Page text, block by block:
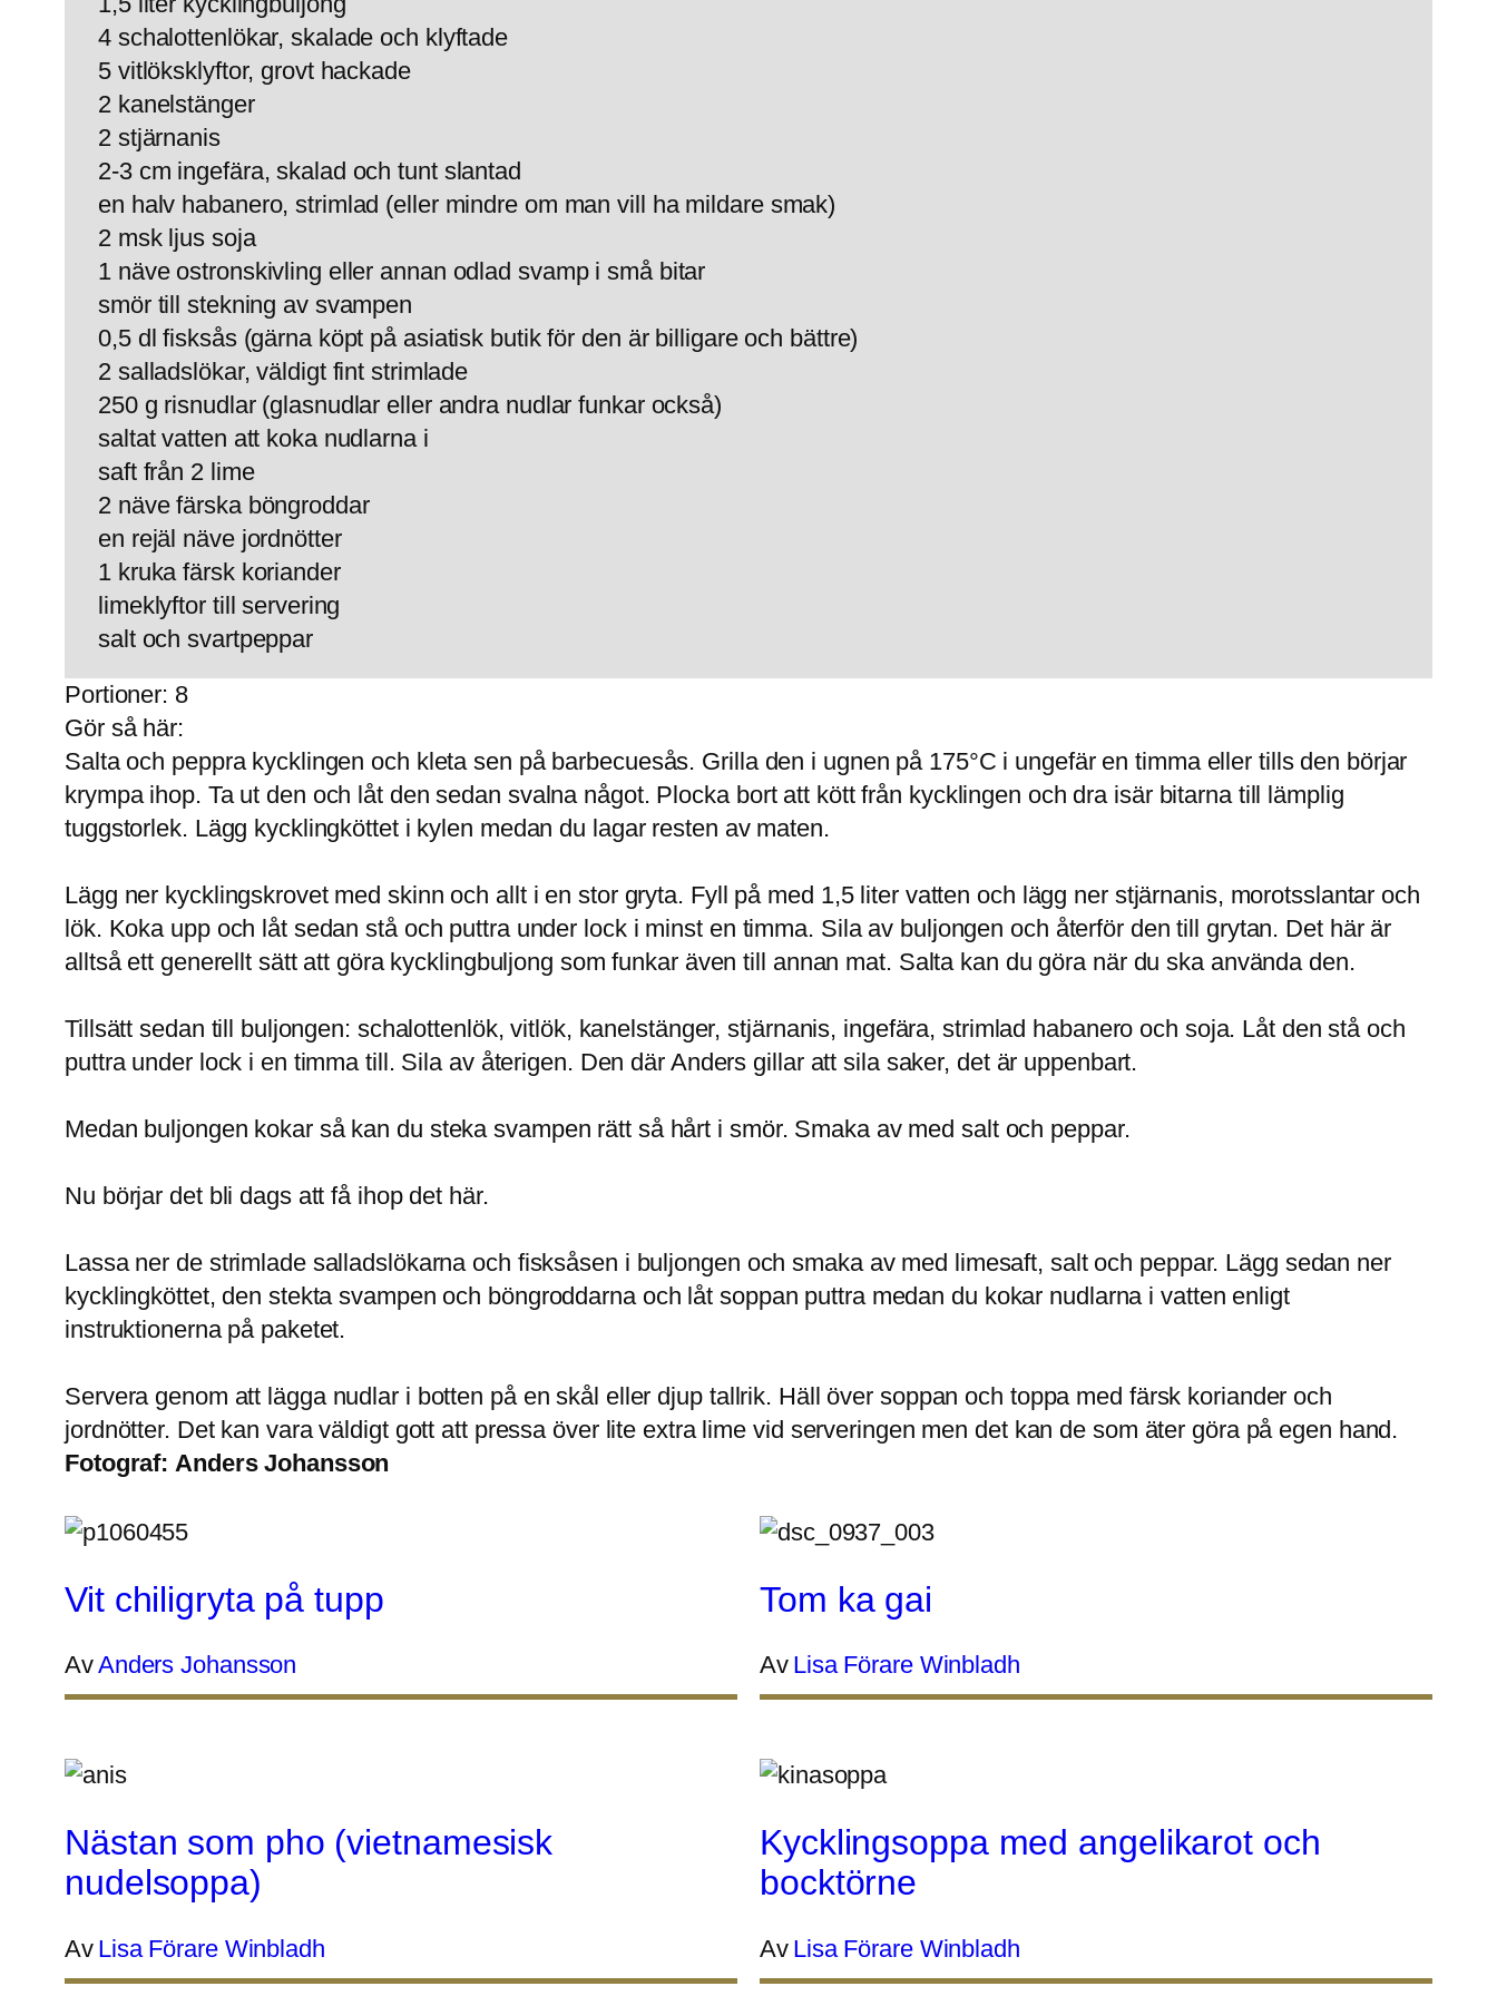
4 schalottenlökar, skalade och klyftade
5 vitlöksklyftor, grovt hackade
2 kanelstänger
2 stjärnanis
2-3 cm ingefära, skalad och tunt slantad
en halv habanero, strimlad (eller mindre om man vill ha mildare smak)
2 msk ljus soja
1 näve ostronskivling eller annan odlad svamp i små bitar
smör till stekning av svampen
0,5 dl fisksås (gärna köpt på asiatisk butik för den är billigare och bättre)
2 salladslökar, väldigt fint strimlade
250 g risnudlar (glasnudlar eller andra nudlar funkar också)
saltat vatten att koka nudlarna i
saft från 2 lime
2 näve färska böngroddar
en rejäl näve jordnötter
1 kruka färsk koriander
limeklyftor till servering
salt och svartpeppar
Portioner: 8
Gör så här:
Salta och peppra kycklingen och kleta sen på barbecuesås. Grilla den i ugnen på 175°C i ungefär en timma eller tills den börjar
krympa ihop. Ta ut den och låt den sedan svalna något. Plocka bort att kött från kycklingen och dra isär bitarna till lämplig
tuggstorlek. Lägg kycklingköttet i kylen medan du lagar resten av maten.
Lägg ner kycklingskrovet med skinn och allt i en stor gryta. Fyll på med 1,5 liter vatten och lägg ner stjärnanis, morotsslantar och
lök. Koka upp och låt sedan stå och puttra under lock i minst en timma. Sila av buljongen och återför den till grytan. Det här är
alltså ett generellt sätt att göra kycklingbuljong som funkar även till annan mat. Salta kan du göra när du ska använda den.
Tillsätt sedan till buljongen: schalottenlök, vitlök, kanelstänger, stjärnanis, ingefära, strimlad habanero och soja. Låt den stå och
puttra under lock i en timma till. Sila av återigen. Den där Anders gillar att sila saker, det är uppenbart.
Medan buljongen kokar så kan du steka svampen rätt så hårt i smör. Smaka av med salt och peppar.
Nu börjar det bli dags att få ihop det här.
Lassa ner de strimlade salladslökarna och fisksåsen i buljongen och smaka av med limesaft, salt och peppar. Lägg sedan ner
kycklingköttet, den stekta svampen och böngroddarna och låt soppan puttra medan du kokar nudlarna i vatten enligt
instruktionerna på paketet.
Servera genom att lägga nudlar i botten på en skål eller djup tallrik. Häll över soppan och toppa med färsk koriander och
jordnötter. Det kan vara väldigt gott att pressa över lite extra lime vid serveringen men det kan de som äter göra på egen hand.
Fotograf: Anders Johansson
Vit chiligryta på tupp
AvAnders Johansson
Tom ka gai
Av Lisa Förare Winbladh
Nästan som pho (vietnamesisk
nudelsoppa)
Av Lisa Förare Winbladh
Kycklingsoppa med angelikarot och
bocktörne
Av Lisa Förare Winbladh